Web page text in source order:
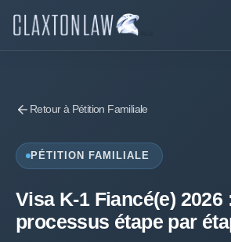
Retour à Pétition Familiale
PÉTITION FAMILIALE
Visa K-1 Fiancé(e) 2026
processus étape par